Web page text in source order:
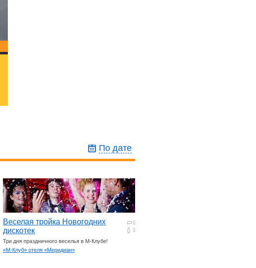
По дате
0
0
Веселая тройка Новогодних
дискотек
Три дня праздничного веселья в М-Клубе!
«М-Клуб» отеля «Меридиан»